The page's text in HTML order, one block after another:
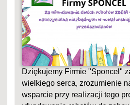
Dziękujemy Firmie "Sponcel"
wielkiego serca, zrozumienie
wsparcie przy realizacji tego